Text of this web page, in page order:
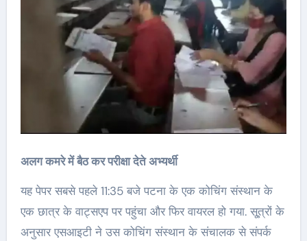
अलग कमरे में बैठ कर परीक्षा देते अभ्यर्थी
यह पेपर सबसे पहले 11:35 बजे पटना के एक कोचिंग संस्थान के
एक छात्र के वाट्सएप पर पहुंचा और फिर वायरल हो गया. सू्त्रों के
अनुसार एसआइटी ने उस कोचिंग संस्थान के संचालक से संपर्क